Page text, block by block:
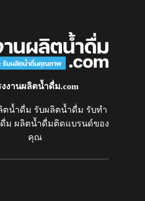
งงานผลิตน้ำดื่ม.com
ตน้ำดื่ม รับผลิตน้ำดื่ม รับทำ
ม ผลิตน้ำดื่มติดแบรนด์ของ
คุณ